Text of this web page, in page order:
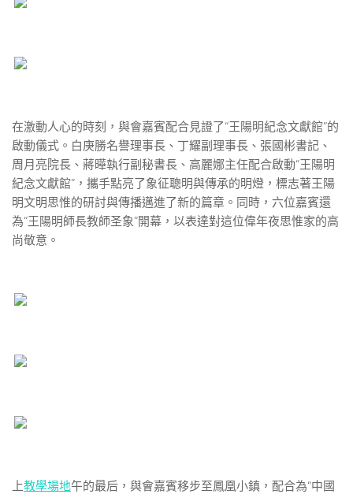
在激動人心的時刻，與會嘉賓配合見證了“王陽明紀念文獻館”的
啟動儀式。白庚勝名譽理事長、丁耀副理事長、張國彬書記、
周月亮院長、蔣曄執行副秘書長、高麗娜主任配合啟動“王陽明
紀念文獻館”，攜手點亮了象征聰明與傳承的明燈，標志著王陽
明文明思惟的研討與傳播邁進了新的篇章。同時，六位嘉賓還
為“王陽明師長教師圣象”開幕，以表達對這位偉年夜思惟家的高
尚敬意。
上教學場地午的最后，與會嘉賓移步至鳳凰小鎮，配合為“中國